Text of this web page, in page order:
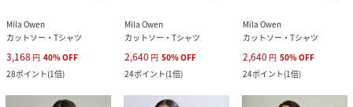
Mila Owen
カットソー・Tシャツ
3,168 円 40%OFF
28ポイント(1倍)
Mila Owen
カットソー・Tシャツ
2,640 円 50%OFF
24ポイント(1倍)
Mila Owen
カットソー・Tシャツ
2,640 円 50%OFF
24ポイント(1倍)